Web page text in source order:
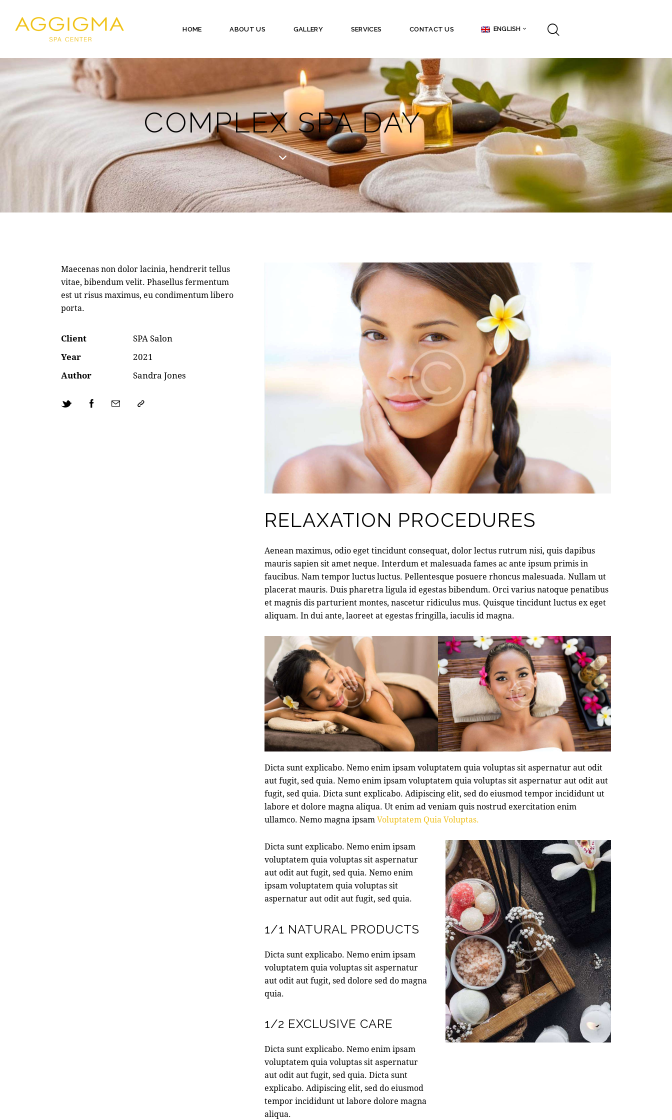
HOME ABOUT US GALLERY SERVICES CONTACT US ENGLISH
COMPLEX SPA DAY
Maecenas non dolor lacinia, hendrerit tellus
vitae, bibendum velit. Phasellus fermentum
est ut risus maximus, eu condimentum libero
porta.
Client
SPA Salon
Year
2021
Author
Sandra Jones
RELAXATION PROCEDURES
Aenean maximus, odio eget tincidunt consequat, dolor lectus rutrum nisi, quis dapibus
mauris sapien sit amet neque. Interdum et malesuada fames ac ante ipsum primis in
faucibus. Nam tempor luctus luctus. Pellentesque posuere rhoncus malesuada. Nullam ut
placerat mauris. Duis pharetra ligula id egestas bibendum. Orci varius natoque penatibus
et magnis dis parturient montes, nascetur ridiculus mus. Quisque tincidunt luctus ex eget
aliquam. In dui ante, laoreet at egestas fringilla, iaculis id magna.
Dicta sunt explicabo. Nemo enim ipsam voluptatem quia voluptas sit aspernatur aut odit
aut fugit, sed quia. Nemo enim ipsam voluptatem quia voluptas sit aspernatur aut odit aut
fugit, sed quia. Dicta sunt explicabo. Adipiscing elit, sed do eiusmod tempor incididunt ut
labore et dolore magna aliqua. Ut enim ad veniam quis nostrud exercitation enim
ullamco. Nemo magna ipsamVoluptatem Quia Voluptas.
Dicta sunt explicabo. Nemo enim ipsam
voluptatem quia voluptas sit aspernatur
aut odit aut fugit, sed quia. Nemo enim
ipsam voluptatem quia voluptas sit
aspernatur aut odit aut fugit, sed quia.
1/1 NATURAL PRODUCTS
Dicta sunt explicabo. Nemo enim ipsam
voluptatem quia voluptas sit aspernatur
aut odit aut fugit, sed dolore sed do magna
quia.
1/2 EXCLUSIVE CARE
Dicta sunt explicabo. Nemo enim ipsam
voluptatem quia voluptas sit aspernatur
aut odit aut fugit, sed quia. Dicta sunt
explicabo. Adipiscing elit, sed do eiusmod
tempor incididunt ut labore dolore magna
aliqua.